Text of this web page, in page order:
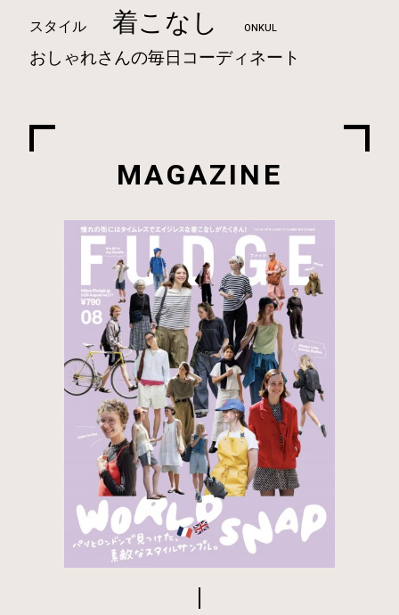
スタイル 着こなし ONKUL
おしゃれさんの毎日コーディネート
MAGAZINE